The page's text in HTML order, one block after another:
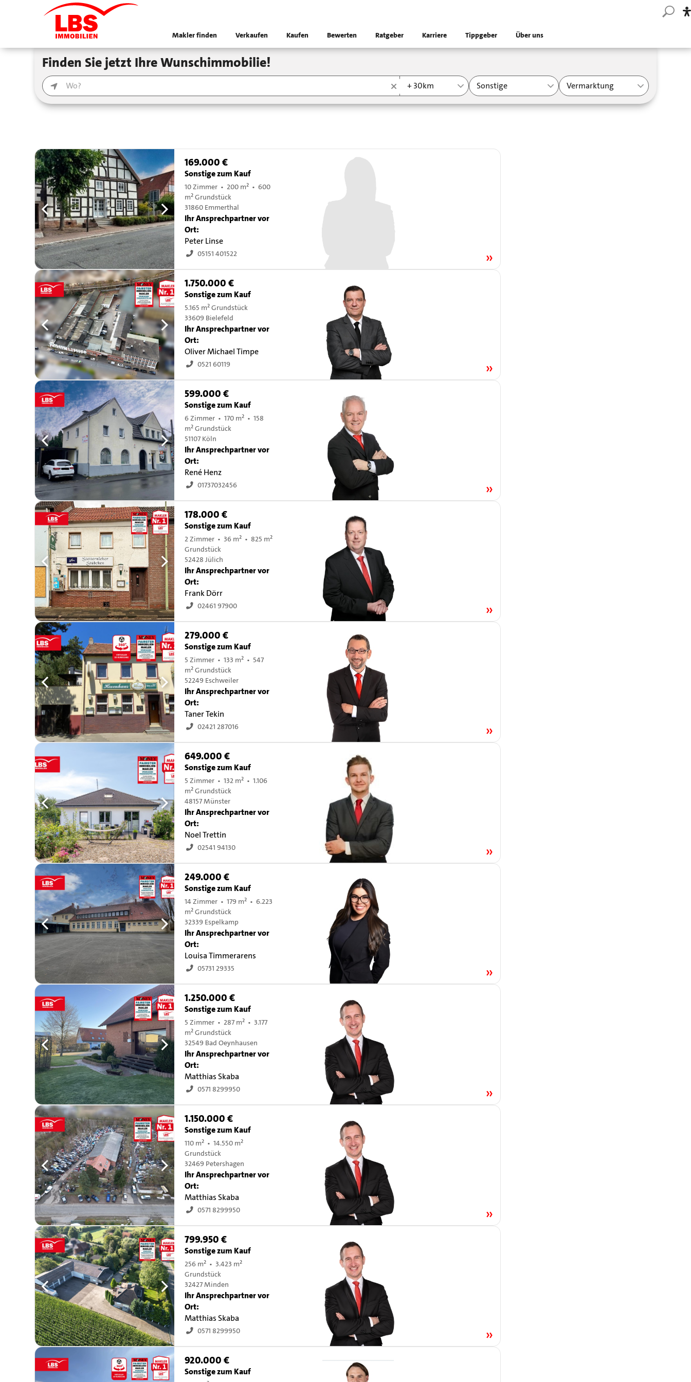
Makler finden Verkaufen Kaufen Bewerten Ratgeber Karriere Tippgeber Über uns
Finden Sie jetzt Ihre Wunschimmobilie!
+ 30km Sonstige Vermarktung
169.000 €
Sonstige zum Kauf
10 Zimmer • 200 m² • 600
m² Grundstück
31860 Emmerthal
Ihr Ansprechpartner vor
Ort:
Peter Linse
05151 401522
1.750.000 €
Sonstige zum Kauf
5.165 m² Grundstück
33609 Bielefeld
Ihr Ansprechpartner vor
Ort:
Oliver Michael Timpe
0521 60119
599.000 €
Sonstige zum Kauf
6 Zimmer • 170 m² • 158
m² Grundstück
51107 Köln
Ihr Ansprechpartner vor
Ort:
René Henz
01737032456
178.000 €
Sonstige zum Kauf
2 Zimmer • 36 m² • 825 m²
Grundstück
52428 Jülich
Ihr Ansprechpartner vor
Ort:
Frank Dörr
02461 97900
279.000 €
Sonstige zum Kauf
5 Zimmer • 133 m² • 547
m² Grundstück
52249 Eschweiler
Ihr Ansprechpartner vor
Ort:
Taner Tekin
02421 287016
649.000 €
Sonstige zum Kauf
5 Zimmer • 132 m² • 1.106
m² Grundstück
48157 Münster
Ihr Ansprechpartner vor
Ort:
Noel Trettin
02541 94130
249.000 €
Sonstige zum Kauf
14 Zimmer • 179 m² • 6.223
m² Grundstück
32339 Espelkamp
Ihr Ansprechpartner vor
Ort:
Louisa Timmerarens
05731 29335
1.250.000 €
Sonstige zum Kauf
5 Zimmer • 287 m² • 3.177
m² Grundstück
32549 Bad Oeynhausen
Ihr Ansprechpartner vor
Ort:
Matthias Skaba
0571 8299950
1.150.000 €
Sonstige zum Kauf
110 m² • 14.550 m²
Grundstück
32469 Petershagen
Ihr Ansprechpartner vor
Ort:
Matthias Skaba
0571 8299950
799.950 €
Sonstige zum Kauf
256 m² • 3.423 m²
Grundstück
32427 Minden
Ihr Ansprechpartner vor
Ort:
Matthias Skaba
0571 8299950
920.000 €
Sonstige zum Kauf